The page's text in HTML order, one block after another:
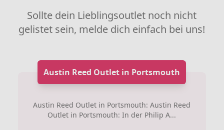
Sollte dein Lieblingsoutlet noch nicht
gelistet sein, melde dich einfach bei uns!
Austin Reed Outlet in Portsmouth
Austin Reed Outlet in Portsmouth: Austin Reed
Outlet in Portsmouth: In der Philip A...